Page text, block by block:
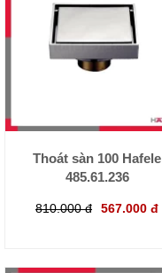
Thoát sàn 100 Hafele
485.61.236
810.000 đ 567.000 đ